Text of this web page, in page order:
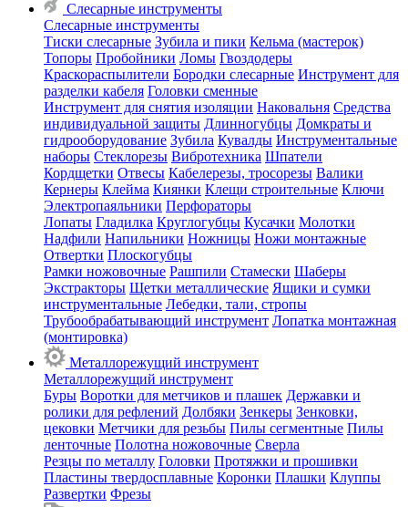
Слесарные инструменты
Слесарные инструменты
Тиски слесарные Зубила и пики Кельма (мастерок)
Топоры Пробойники Ломы Гвоздодеры
Краскораспылители Бородки слесарные Инструмент для
разделки кабеля Головки сменные
Инструмент для снятия изоляции Наковальня Средства
индивидуальной защиты Длинногубцы Домкраты и
гидрооборудование Зубила Кувалды Инструментальные
наборы Стеклорезы Вибротехника Шпатели
Кордщетки Отвесы Кабелерезы, тросорезы Валики
Кернеры Клейма Киянки Клещи строительные Ключи
Электропаяльники Перфораторы
Лопаты Гладилка Круглогубцы Кусачки Молотки
Надфили Напильники Ножницы Ножи монтажные
Отвертки Плоскогубцы
Рамки ножовочные Рашпили Стамески Шаберы
Экстракторы Щетки металлические Ящики и сумки
инструментальные Лебедки, тали, стропы
Трубообрабатывающий инструмент Лопатка монтажная
(монтировка)
Металлорежущий инструмент
Металлорежущий инструмент
Буры Воротки для метчиков и плашек Державки и
ролики для рефлений Долбяки Зенкеры Зенковки,
цековки Метчики для резьбы Пилы сегментные Пилы
ленточные Полотна ножовочные Сверла
Резцы по металлу Головки Протяжки и прошивки
Пластины твердосплавные Коронки Плашки Клуппы
Развертки Фрезы